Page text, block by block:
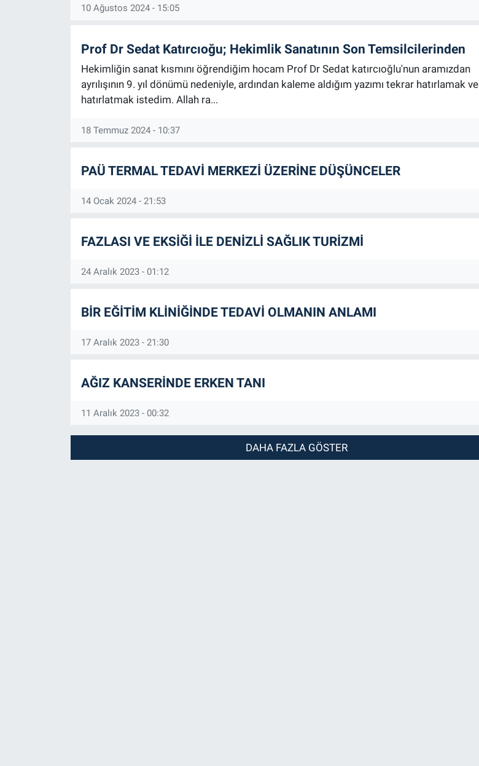
10 Ağustos 2024 - 15:05
Prof Dr Sedat Katırcıoğu; Hekimlik Sanatının Son Temsilcilerinden
Hekimliğin sanat kısmını öğrendiğim hocam Prof Dr Sedat katırcıoğlu'nun aramızdan
ayrılışının 9. yıl dönümü nedeniyle, ardından kaleme aldığım yazımı tekrar hatırlamak ve
hatırlatmak istedim. Allah ra...
18 Temmuz 2024 - 10:37
PAÜ TERMAL TEDAVİ MERKEZİ ÜZERİNE DÜŞÜNCELER
14 Ocak 2024 - 21:53
FAZLASI VE EKSİĞİ İLE DENİZLİ SAĞLIK TURİZMİ
24 Aralık 2023 - 01:12
BİR EĞİTİM KLİNİĞİNDE TEDAVİ OLMANIN ANLAMI
17 Aralık 2023 - 21:30
AĞIZ KANSERİNDE ERKEN TANI
11 Aralık 2023 - 00:32
DAHA FAZLA GÖSTER